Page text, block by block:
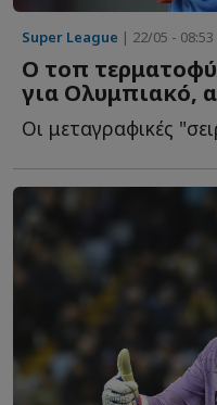
Super League | 22/05 - 08:53
Ο τοπ
για Ολυμπιακό,
Οι μεταγραφικές